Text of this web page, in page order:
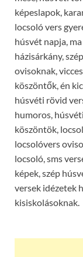
képeslapok,
locsoló vers
húsvét napja,
házisárkány,
ovisoknak,
köszöntők, én
húsvéti rövid
humoros,
köszöntök,
locsolóvers
locsoló, sms
képek, szép
versek idézetek
kisiskolásoknak.